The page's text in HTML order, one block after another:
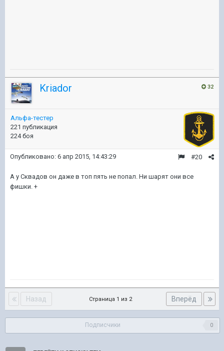
32
Kriador
Альфа-тестер
221 публикация
224 боя
#20
Опубликовано: 6 апр 2015, 14:43:29
А у Сквадов он даже в топ пять не попал. Ни шарят они все
фишки. +
Назад Вперёд
Страница 1 из 2
Подписчики 0